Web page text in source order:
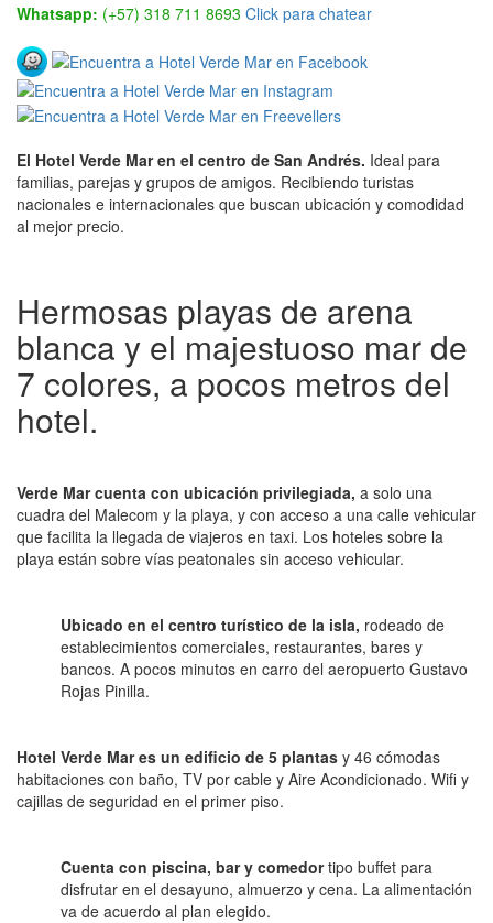
Whatsapp: (+57) 318 711 8693 Click para chatear
El Hotel Verde Mar en el centro de San Andrés. Ideal para
familias, parejas y grupos de amigos. Recibiendo turistas
nacionales e internacionales que buscan ubicación y comodidad
al mejor precio.
Hermosas playas de arena
blanca y el majestuoso mar de
7 colores, a pocos metros del
hotel.
Verde Mar cuenta con ubicación privilegiada, a solo una
cuadra del Malecom y la playa, y con acceso a una calle vehicular
que facilita la llegada de viajeros en taxi. Los hoteles sobre la
playa están sobre vías peatonales sin acceso vehicular.
Ubicado en el centro turístico de la isla, rodeado de
establecimientos comerciales, restaurantes, bares y
bancos. A pocos minutos en carro del aeropuerto Gustavo
Rojas Pinilla.
Hotel Verde Mar es un edificio de 5 plantas y 46 cómodas
habitaciones con baño, TV por cable y Aire Acondicionado. Wifi y
cajillas de seguridad en el primer piso.
Cuenta con piscina, bar y comedortipo buffet para
disfrutar en el desayuno, almuerzo y cena. La alimentación
va de acuerdo al plan elegido.